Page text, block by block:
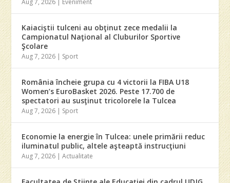
Aug 7, 2026 | Eveniment
Kaiaciştii tulceni au obţinut zece medalii la
Campionatul Naţional al Cluburilor Sportive
Şcolare
Aug 7, 2026 | Sport
România încheie grupa cu 4 victorii la FIBA U18
Women’s EuroBasket 2026. Peste 17.700 de
spectatori au susţinut tricolorele la Tulcea
Aug 7, 2026 | Sport
Economie la energie în Tulcea: unele primării reduc
iluminatul public, altele aşteaptă instrucţiuni
Aug 7, 2026 |Actualitate